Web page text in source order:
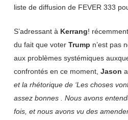
liste de diffusion de FEVER 333
S’adressant à Kerrang!
du fait que voter Trump n’est pas
aux problèmes systémiques
confrontés en ce moment, Jason
et la rhétorique de ‘Les choses
assez bonnes . Nous avons
fois, et nous avons vu des